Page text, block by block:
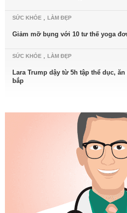
SỨC KHỎE LÀM ĐẸP
Giảm mỡ bụng với 10 tư thế yoga
SỨC KHỎE LÀM ĐẸP
Lara Trump dậy từ 5h tập thể dục,
bắp